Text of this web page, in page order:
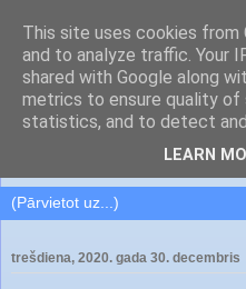
trešdiena, 2020. gada 30. decembris
This site uses cookies
and to analyze traffic. Your
shared with Google along
metrics to ensure quality of
statistics, and to detect
LEARN